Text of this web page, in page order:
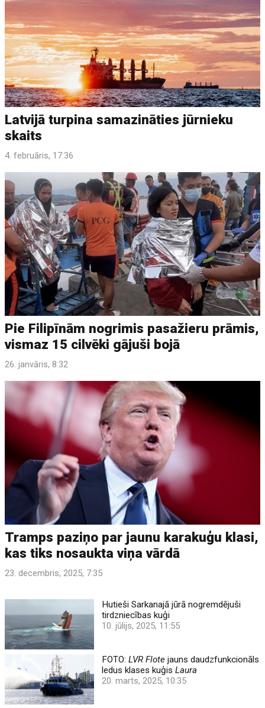
Latvijā turpina samazināties jūrnieku
skaits
4. februāris, 17:36
Pie Filipīnām nogrimis pasažieru prāmis,
vismaz 15 cilvēki gājuši bojā
26. janvāris, 8:32
Tramps paziņo par jaunu karakuģu klasi,
kas tiks nosaukta viņa vārdā
23. decembris, 2025, 7:35
Hutieši Sarkanajā jūrā nogremdējuši
tirdzniecības kuģi
10. jūlijs, 2025, 11:55
FOTO:LVR Flote jauns daudzfunkcionāls
ledus klases kuģisLaura
20. marts, 2025, 10:35